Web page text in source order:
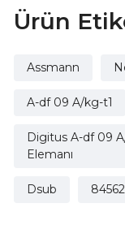
Ürün
Assmann
A-df 09 A/kg-t1
Digitus A-df 09
Elemanı
Dsub